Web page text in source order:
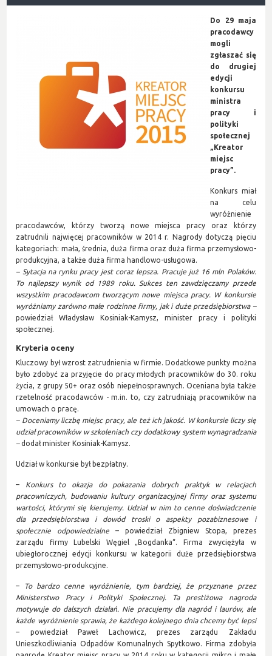
Do 29 maja
pracodawcy
mogli
zgłaszać się
do drugiej
edycji
konkursu
ministra
pracy i
polityki
społecznej
„Kreator
miejsc
pracy”.
Konkurs miał
na celu
wyróżnienie
pracodawców, którzy tworzą nowe miejsca pracy oraz którzy
zatrudnili najwięcej pracowników w 2014 r. Nagrody dotyczą pięciu
kategoriach: mała, średnia, duża firma oraz duża firma przemysłowo-
produkcyjna, a także duża firma handlowo-usługowa.
– Sytacja na rynku pracy jest coraz lepsza. Pracuje już 16 mln Polaków.
To najlepszy wynik od 1989 roku. Sukces ten zawdzięczamy przede
wszystkim pracodawcom tworzącym nowe miejsca pracy. W konkursie
wyróżniamy zarówno małe rodzinne firmy, jak i duże przedsiębiorstwa –
powiedział Władysław Kosiniak-Kamysz, minister pracy i polityki
społecznej.
Kryteria oceny
Kluczowy był wzrost zatrudnienia w firmie. Dodatkowe punkty można
było zdobyć za przyjęcie do pracy młodych pracowników do 30. roku
życia, z grupy 50+ oraz osób niepełnosprawnych. Oceniana była także
rzetelność pracodawców - m.in. to, czy zatrudniają pracowników na
umowach o pracę.
– Doceniamy liczbę miejsc pracy, ale też ich jakość. W konkursie liczy się
udział pracowników w szkoleniach czy dodatkowy system wynagradzania
–dodał minister Kosiniak-Kamysz.
Udział w konkursie był bezpłatny.
– Konkursto okazja do pokazania dobrych praktyk w relacjach
pracowniczych, budowaniu kultury organizacyjnej firmy oraz systemu
wartości, którymi się kierujemy. Udział w nim to cenne doświadczenie
dla przedsiębiorstwa i dowód troski o aspekty pozabiznesowe i
społecznie odpowiedzialne– powiedział Zbigniew Stopa, prezes
zarządu firmy Lubelski Węgiel „Bogdanka“. Firma zwyciężyła w
ubiegłorocznej edycji konkursu w kategorii duże przedsiębiorstwa
przemysłowo-produkcyjne.
–
To bardzo cenne wyróżnienie, tym bardziej, że przyznane przez
Ministerstwo Pracy i Polityki Społecznej. Ta prestiżowa nagroda
motywuje do dalszych działań. Nie pracujemy dla nagród i laurów, ale
każde wyróżnienie sprawia, że każdego kolejnego dnia chcemy być lepsi
– powiedział Paweł Lachowicz, prezes zarządu Zakładu
Unieszkodliwiania Odpadów Komunalnych Spytkowo. Firma zdobyła